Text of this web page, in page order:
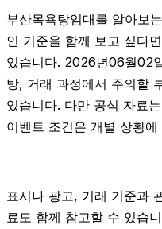
부산목욕탕임대를 알아보
인 기준을 함께 보고 싶다면
있습니다. 2026년06월02
방, 거래 과정에서 주의할
있습니다. 다만 공식 자료
이벤트 조건은 개별 상황
표시나 광고, 거래 기준과
료도 함께 참고할 수 있습